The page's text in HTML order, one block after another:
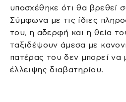
υποσχέθηκε ότι θα βρεθεί
Σύμφωνα με τις ίδιες
του, η αδερφή και η θεία
ταξιδέψουν άμεσα με
πατέρας του δεν μπορεί να
έλλειψης διαβατηρίου.